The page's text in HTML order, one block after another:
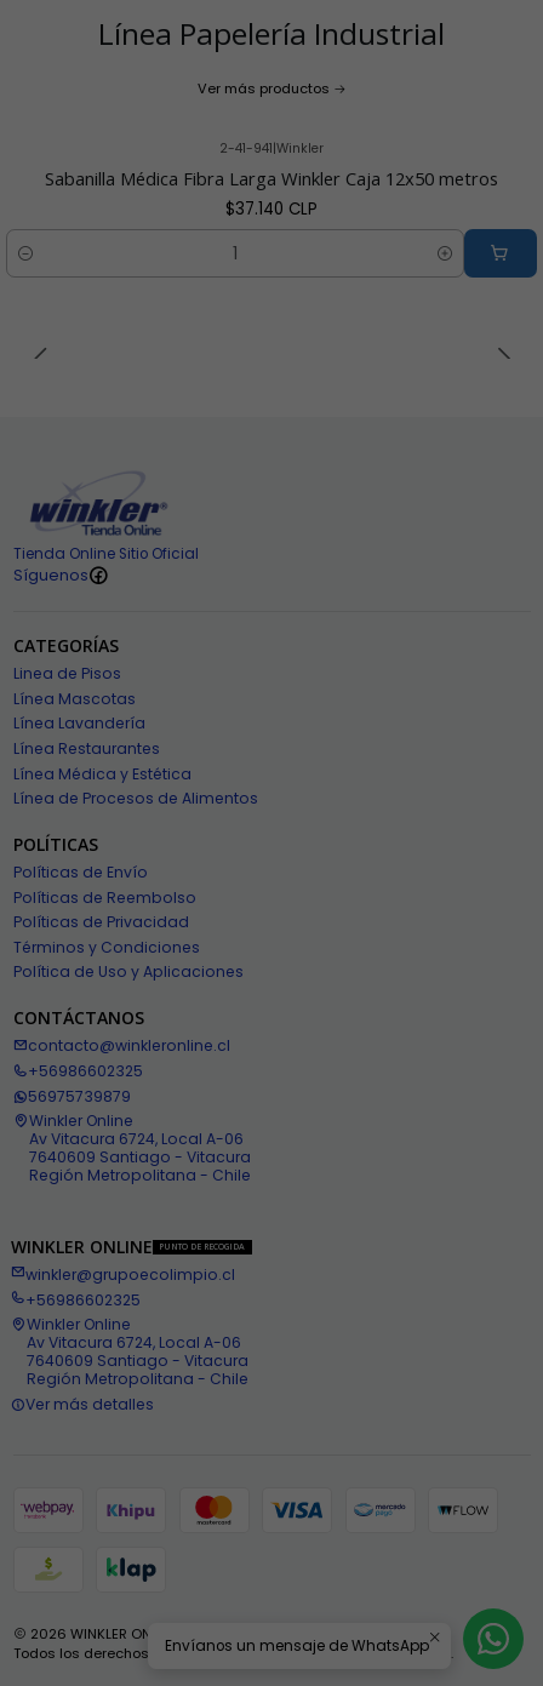
Línea Papelería Industrial
Ver más productos
2-41-941|Winkler
Sabanilla Médica Fibra Larga Winkler Caja 12x50 metros
$37.140 CLP
Cantidad
Tienda Online Sitio Oficial
Síguenos
CATEGORÍAS
Linea de Pisos
Línea Mascotas
Línea Lavandería
Línea Restaurantes
Línea Médica y Estética
Línea de Procesos de Alimentos
POLÍTICAS
Políticas de Envío
Políticas de Reembolso
Políticas de Privacidad
Términos y Condiciones
Política de Uso y Aplicaciones
CONTÁCTANOS
contacto@winkleronline.cl
+56986602325
56975739879
Winkler Online
Av Vitacura 6724, Local A-06
7640609 Santiago - Vitacura
Región Metropolitana - Chile
WINKLER ONLINE PUNTO DE RECOGIDA
winkler@grupoecolimpio.cl
+56986602325
Winkler Online
Av Vitacura 6724, Local A-06
7640609 Santiago - Vitacura
Región Metropolitana - Chile
Ver más detalles
2026 WINKLER ONLINE .
Todos los derechos reservados. Desarrollado por Jumpseller .
Envíanos un mensaje de WhatsApp